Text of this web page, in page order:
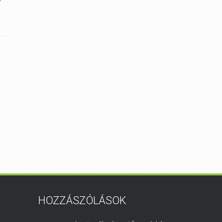
HOZZÁSZÓLÁSOK